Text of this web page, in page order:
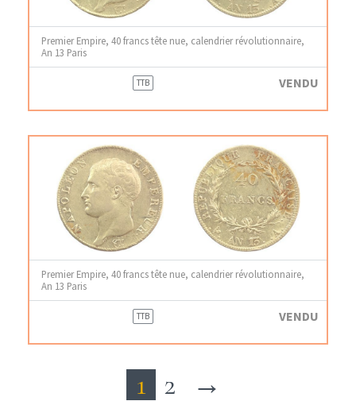
Premier Empire, 40 francs tête nue, calendrier révolutionnaire,
An 13 Paris
TTB VENDU
Premier Empire, 40 francs tête nue, calendrier révolutionnaire,
An 13 Paris
TTB VENDU
1 2 →